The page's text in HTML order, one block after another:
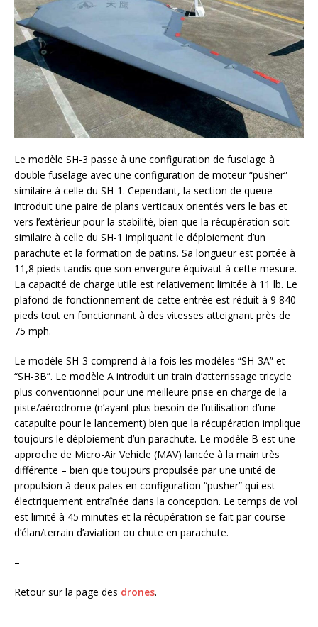
Le modèle SH-3 passe à une configuration de fuselage à
double fuselage avec une configuration de moteur “pusher”
similaire à celle du SH-1. Cependant, la section de queue
introduit une paire de plans verticaux orientés vers le bas et
vers l’extérieur pour la stabilité, bien que la récupération soit
similaire à celle du SH-1 impliquant le déploiement d’un
parachute et la formation de patins. Sa longueur est portée à
11,8 pieds tandis que son envergure équivaut à cette mesure.
La capacité de charge utile est relativement limitée à 11 lb. Le
plafond de fonctionnement de cette entrée est réduit à 9 840
pieds tout en fonctionnant à des vitesses atteignant près de
75 mph.
Le modèle SH-3 comprend à la fois les modèles “SH-3A” et
“SH-3B”. Le modèle A introduit un train d’atterrissage tricycle
plus conventionnel pour une meilleure prise en charge de la
piste/aérodrome (n’ayant plus besoin de l’utilisation d’une
catapulte pour le lancement) bien que la récupération implique
toujours le déploiement d’un parachute. Le modèle B est une
approche de Micro-Air Vehicle (MAV) lancée à la main très
différente – bien que toujours propulsée par une unité de
propulsion à deux pales en configuration “pusher” qui est
électriquement entraînée dans la conception. Le temps de vol
est limité à 45 minutes et la récupération se fait par course
d’élan/terrain d’aviation ou chute en parachute.
–
Retour sur la page des drones.